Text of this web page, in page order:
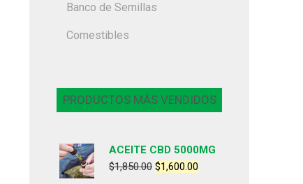
Banco de Semillas
Comestibles
PRODUCTOS MÁS VENDIDOS
ACEITE CBD 5000MG
$1,850.00 $1,600.00